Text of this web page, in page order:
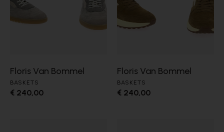
Floris Van Bommel
BASKETS
€ 240,00
Floris Van Bommel
BASKETS
€ 240,00